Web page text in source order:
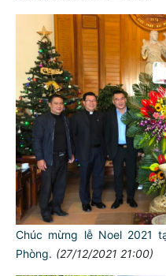
Chúc mừng lễ Noel 2021
Phòng. (27/12/2021 21:00)